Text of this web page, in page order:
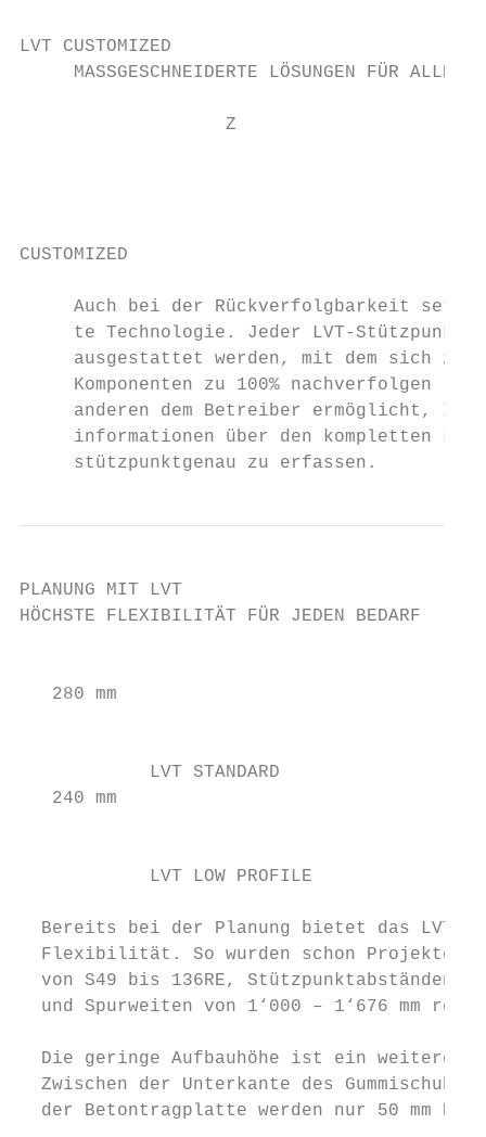
LVT CUSTOMIZED
MASSGESCHNEIDERTE LÖSUNGEN FÜR ALLE
                   Z
CUSTOMIZED
Auch bei der Rückverfolgbarkeit setzt
te Technologie. Jeder LVT-Stützpunkt
ausgestattet werden, mit dem sich zum
Komponenten zu 100% nachverfolgen
anderen dem Betreiber ermöglicht,
informationen über den kompletten
     stützpunktgenau zu erfassen.
PLANUNG MIT LVT
HÖCHSTE FLEXIBILITÄT FÜR JEDEN BEDARF
   280 mm
            LVT STANDARD
   240 mm
            LVT LOW PROFILE
Bereits bei der Planung bietet das LVT-
Flexibilität. So wurden schon Projekte
von S49 bis 136RE, Stützpunktabständen
und Spurweiten von 1‘000 – 1‘676 mm
Die geringe Aufbauhöhe ist ein weiterer
Zwischen der Unterkante des Gummischuhs
der Betontragplatte werden nur 50 mm